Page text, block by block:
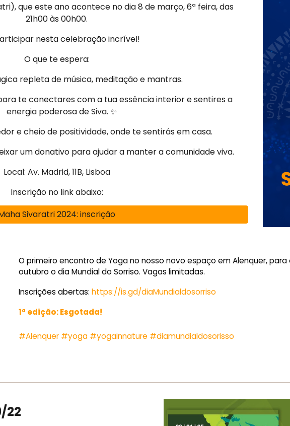
que este ano acontece no dia 8 de março, 6ª feira, das
21h00 às 00h00.
nesta celebração incrível!
O que te espera:
repleta de música, meditação e mantras.
te conectares com a tua essência interior e sentires a
energia poderosa de Siva. ✨
e cheio de positividade, onde te sentirás em casa.
um donativo para ajudar a manter a comunidade viva.
Local: Av. Madrid, 11B, Lisboa
Inscrição no link abaixo:
Sivaratri 2024: inscrição
O primeiro encontro de Yoga no nosso novo espaço em Alenquer, para
outubro o dia Mundial do Sorriso. Vagas limitadas.
Inscrições abertas: https://is.gd/diaMundialdosorriso
1ª edição: Esgotada!
#Alenquer #yoga #yogainnature #diamundialdosorisso
22